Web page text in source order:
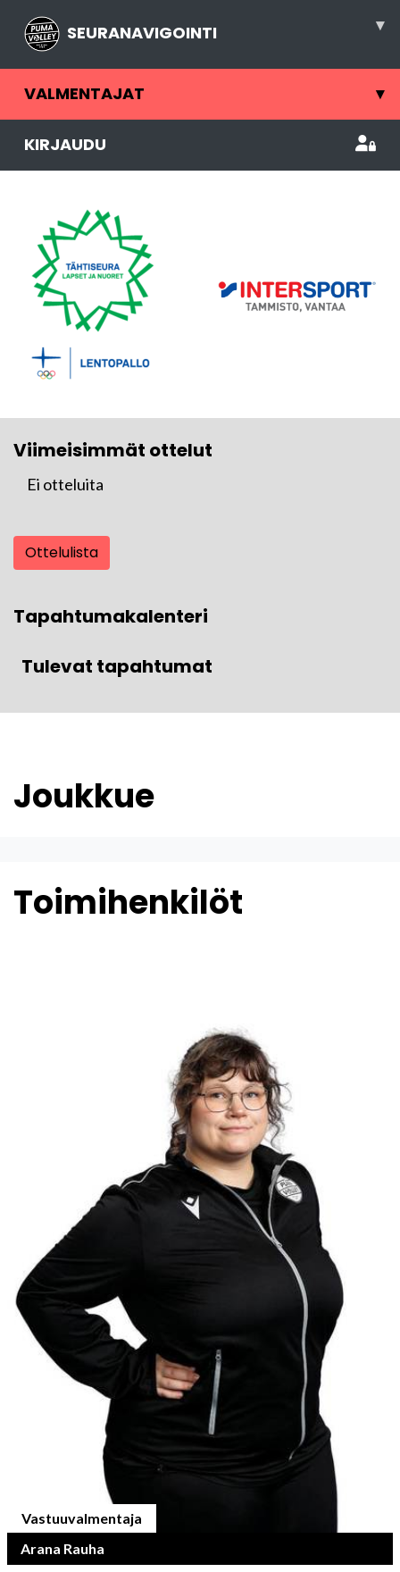
SEURANAVIGOINTI ▾
VALMENTAJAT ▾
KIRJAUDU
Viimeisimmät ottelut
Ei otteluita
Ottelulista
Tapahtumakalenteri
Tulevat tapahtumat
Joukkue
Toimihenkilöt
Vastuuvalmentaja
Arana Rauha